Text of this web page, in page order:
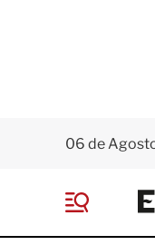
06 de
e